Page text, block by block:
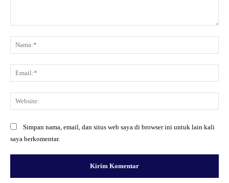
Simpan nama, email, dan situs web saya di browser ini untuk lain kali
saya berkomentar.